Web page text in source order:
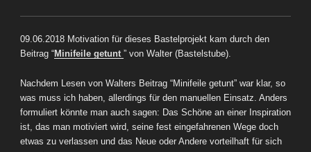
09.06.2018 Motivation für dieses Bastelprojekt kam durch den
Beitrag “Minifeile getunt ” von Walter (Bastelstube).
Nachdem Lesen von Walters Beitrag “Minifeile getunt” war klar, so
was muss ich haben, allerdings für den manuellen Einsatz. Anders
formuliert könnte man auch sagen: Das Schöne an einer Inspiration
ist, das man motiviert wird, seine fest eingefahrenen Wege doch
etwas zu verlassen und das Neue oder Andere vorteilhaft für sich